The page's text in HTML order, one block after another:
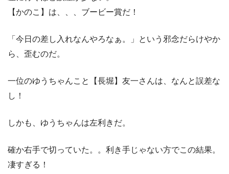
【かのこ】は、、、ブービー賞だ！
「今日の差し入れなんやろなぁ。」という邪念だらけやか
ら、歪むのだ。
一位のゆうちゃんこと【長堀】友一さんは、なんと誤差な
し！
しかも、ゆうちゃんは左利きだ。
確か右手で切っていた。。利き手じゃない方でこの結果。
凄すぎる！